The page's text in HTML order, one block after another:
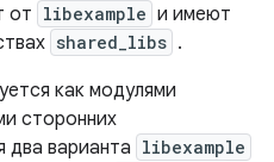
от libexample и имеют
shared_libs .
как модулями
сторонних
два варианта libexample